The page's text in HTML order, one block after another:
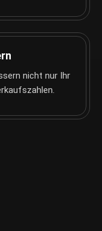
nicht nur Ihr